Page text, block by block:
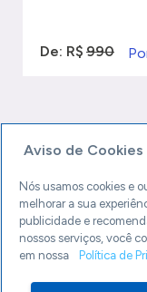
De: R$ 990
Aviso de Cookies
Nós usamos cookies e
melhorar a sua
publicidade e
nossos serviços, você
em nossa
Política de